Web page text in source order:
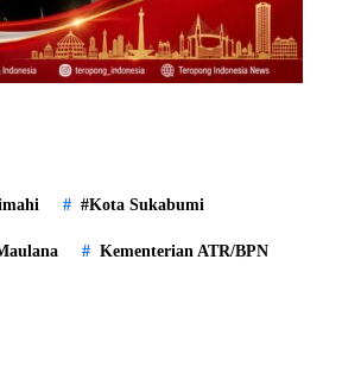
#Kota Sukabumi
Kementerian ATR/BPN